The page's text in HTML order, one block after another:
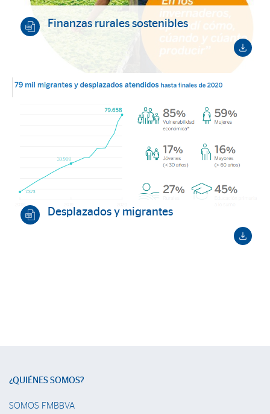
Finanzas rurales sostenibles
Desplazados y migrantes
¿QUIÉNES SOMOS?
SOMOS FMBBVA